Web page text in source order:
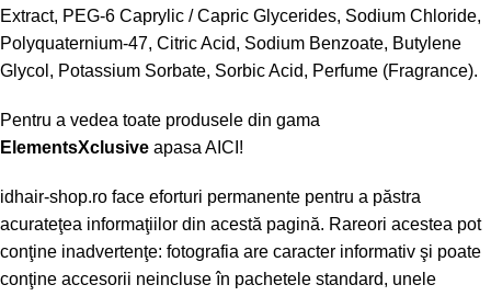
Extract, PEG-6 Caprylic / Capric Glycerides, Sodium Chloride,
Polyquaternium-47, Citric Acid, Sodium Benzoate, Butylene
Glycol, Potassium Sorbate, Sorbic Acid, Perfume (Fragrance).
Pentru a vedea toate produsele din gama
ElementsXclusive apasa AICI!
idhair-shop.ro face eforturi permanente pentru a păstra
acurateţea informaţiilor din acestă pagină. Rareori acestea pot
conţine inadvertenţe: fotografia are caracter informativ şi poate
conţine accesorii neincluse în pachetele standard, unele